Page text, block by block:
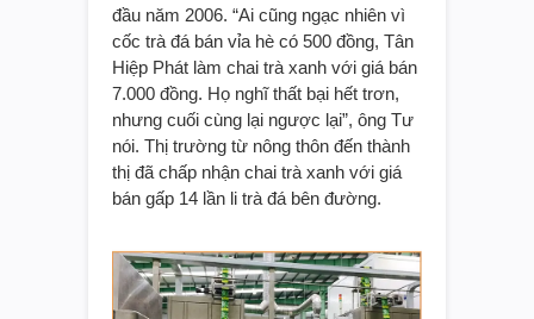
đầu năm 2006. “Ai cũng ngạc nhiên vì
cốc trà đá bán vỉa hè có 500 đồng, Tân
Hiệp Phát làm chai trà xanh với giá bán
7.000 đồng. Họ nghĩ thất bại hết trơn,
nhưng cuối cùng lại ngược lại”, ông Tư
nói. Thị trường từ nông thôn đến thành
thị đã chấp nhận chai trà xanh với giá
bán gấp 14 lần li trà đá bên đường.